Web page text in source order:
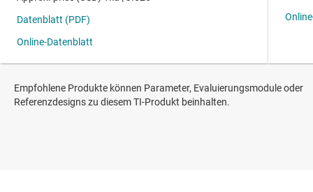
Empfohlene Produkte können Parameter, Evaluierungsmodule oder
Referenzdesigns zu diesem TI-Produkt beinhalten.